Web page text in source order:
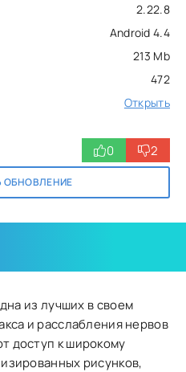
2.22.8
Android 4.4
213 Mb
472
Открыть
ОБНОВЛЕНИЕ
0 2
из лучших в своем
и расслабления нервов
доступ к широкому
рисунков,